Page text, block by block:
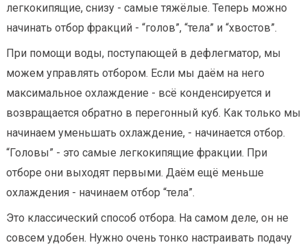
легкокипящие, снизу - самые тяжёлые. Теперь можно
начинать отбор фракций - “голов”, “тела” и “хвостов”.
При помощи воды, поступающей в дефлегматор, мы
можем управлять отбором. Если мы даём на него
максимальное охлаждение - всё конденсируется и
возвращается обратно в перегонный куб. Как только мы
начинаем уменьшать охлаждение, - начинается отбор.
“Головы” - это самые легкокипящие фракции. При
отборе они выходят первыми. Даём ещё меньше
охлаждения - начинаем отбор “тела”.
Это классический способ отбора. На самом деле, он не
совсем удобен. Нужно очень тонко настраивать подачу